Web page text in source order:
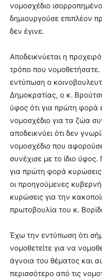
νομοσχέδιο
δημιουργούσε επιπλέον
δεν έγινε.
Αποδεικνύεται η
τρόπο που
εντύπωση ο
Δημοκρατίας, ο κ.
ύφος ότι για πρώτη φορά
νομοσχέδιο για τα ζώα
αποδεικνύει ότι δεν
νομοσχέδιο που
συνέχισε με το ίδιο
για πρώτη φορά
οι προηγούμενες
κυρώσεις για την
πρωτοβουλία του κ.
Έχω την εντύπωση ότι
νομοθετείτε για να
άγνοια του θέματος και
περισσότερο από τις